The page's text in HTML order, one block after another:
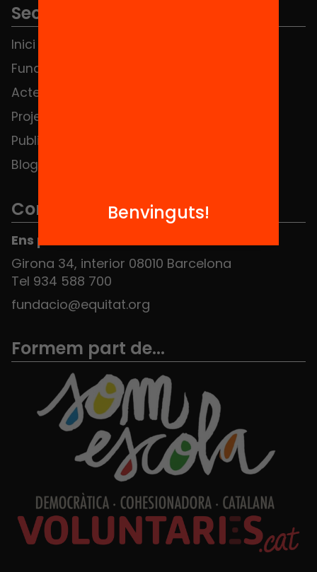
Seccions
Inici
Fundació
Actes
Projectes
Publicacions i vídeos
Blog
Contacte
Ens pots trobar al Hub Social
Girona 34, interior 08010 Barcelona
Tel 934 588 700
fundacio@equitat.org
Formem part de...
Benvinguts!